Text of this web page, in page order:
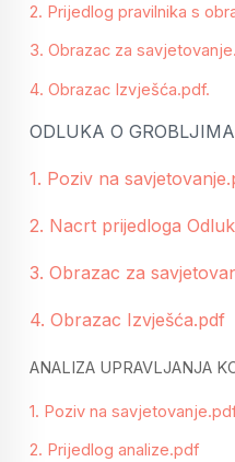
2. Prijedlog pravilnika s
3. Obrazac za
4. Obrazac Izvješća.pdf.
ODLUKA O GROBLJIMA
1. Poziv na
2. Nacrt prijedloga
3. Obrazac za
4. Obrazac Izvješća.pdf
ANALIZA UPRAVLJANJA
1. Poziv na
2. Prijedlog analize.pdf